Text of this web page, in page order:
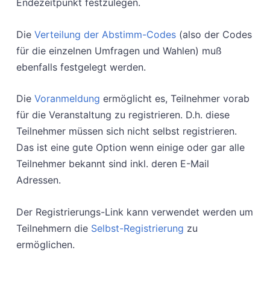
Die Verteilung der Abstimm-Codes(also der Codes
für die einzelnen Umfragen und Wahlen) muß
ebenfalls festgelegt werden.
Die Voranmeldung ermöglicht es, Teilnehmer vorab
für die Veranstaltung zu registrieren. D.h. diese
Teilnehmer müssen sich nicht selbst registrieren.
Das ist eine gute Option wenn einige oder gar alle
Teilnehmer bekannt sind inkl. deren E-Mail
Adressen.
Der Registrierungs-Link kann verwendet werden um
Teilnehmern die Selbst-Registrierung zu
ermöglichen.